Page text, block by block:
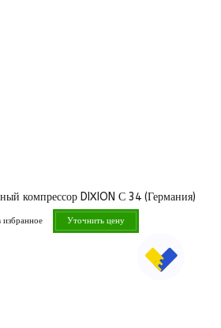
компрессор DIXION С 34 (Германия)
избранное Уточнить цену